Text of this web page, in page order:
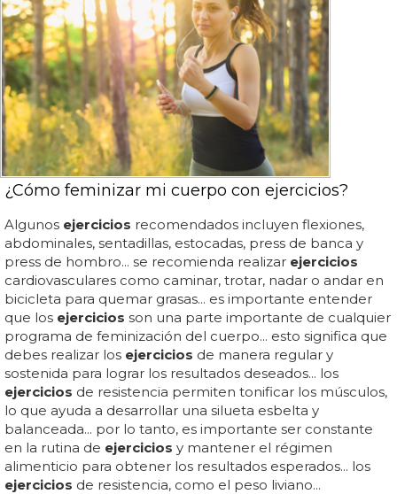
¿Cómo feminizar mi cuerpo con ejercicios?
Algunos ejercicios recomendados incluyen flexiones,
abdominales, sentadillas, estocadas, press de banca y
press de hombro... se recomienda realizar ejercicios
cardiovasculares como caminar, trotar, nadar o andar en
bicicleta para quemar grasas... es importante entender
que los ejercicios son una parte importante de cualquier
programa de feminización del cuerpo... esto significa que
debes realizar los ejercicios de manera regular y
sostenida para lograr los resultados deseados... los
ejercicios de resistencia permiten tonificar los músculos,
lo que ayuda a desarrollar una silueta esbelta y
balanceada... por lo tanto, es importante ser constante
en la rutina de ejercicios y mantener el régimen
alimenticio para obtener los resultados esperados... los
ejercicios de resistencia, como el peso liviano...